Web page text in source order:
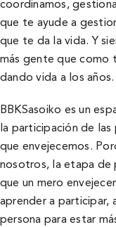
coordinamos,
que te ayude a
que te da la vida. Y
más gente que como
dando vida a los años.
BBKSasoiko es un
la participación de las
que envejecemos.
nosotros, la etapa de
que un mero
aprender a participar,
persona para estar